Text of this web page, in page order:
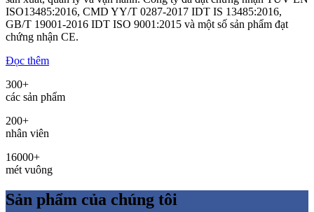
ISO13485:2016, CMD YY/T 0287-2017 IDT IS 13485:2016,
GB/T 19001-2016 IDT ISO 9001:2015 và một số sản phẩm đạt
chứng nhận CE.
Đọc thêm
300+
các sản phẩm
200+
nhân viên
16000+
mét vuông
Sản phẩm của chúng tôi